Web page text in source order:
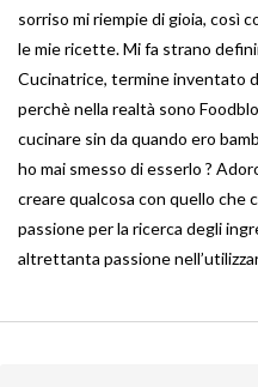
sorriso mi riempie di gioia, così
le mie ricette. Mi fa strano
Cucinatrice, termine inventato
perchè nella realtà sono
cucinare sin da quando ero
ho mai smesso di esserlo ?
creare qualcosa con quello che
passione per la ricerca degli
altrettanta passione